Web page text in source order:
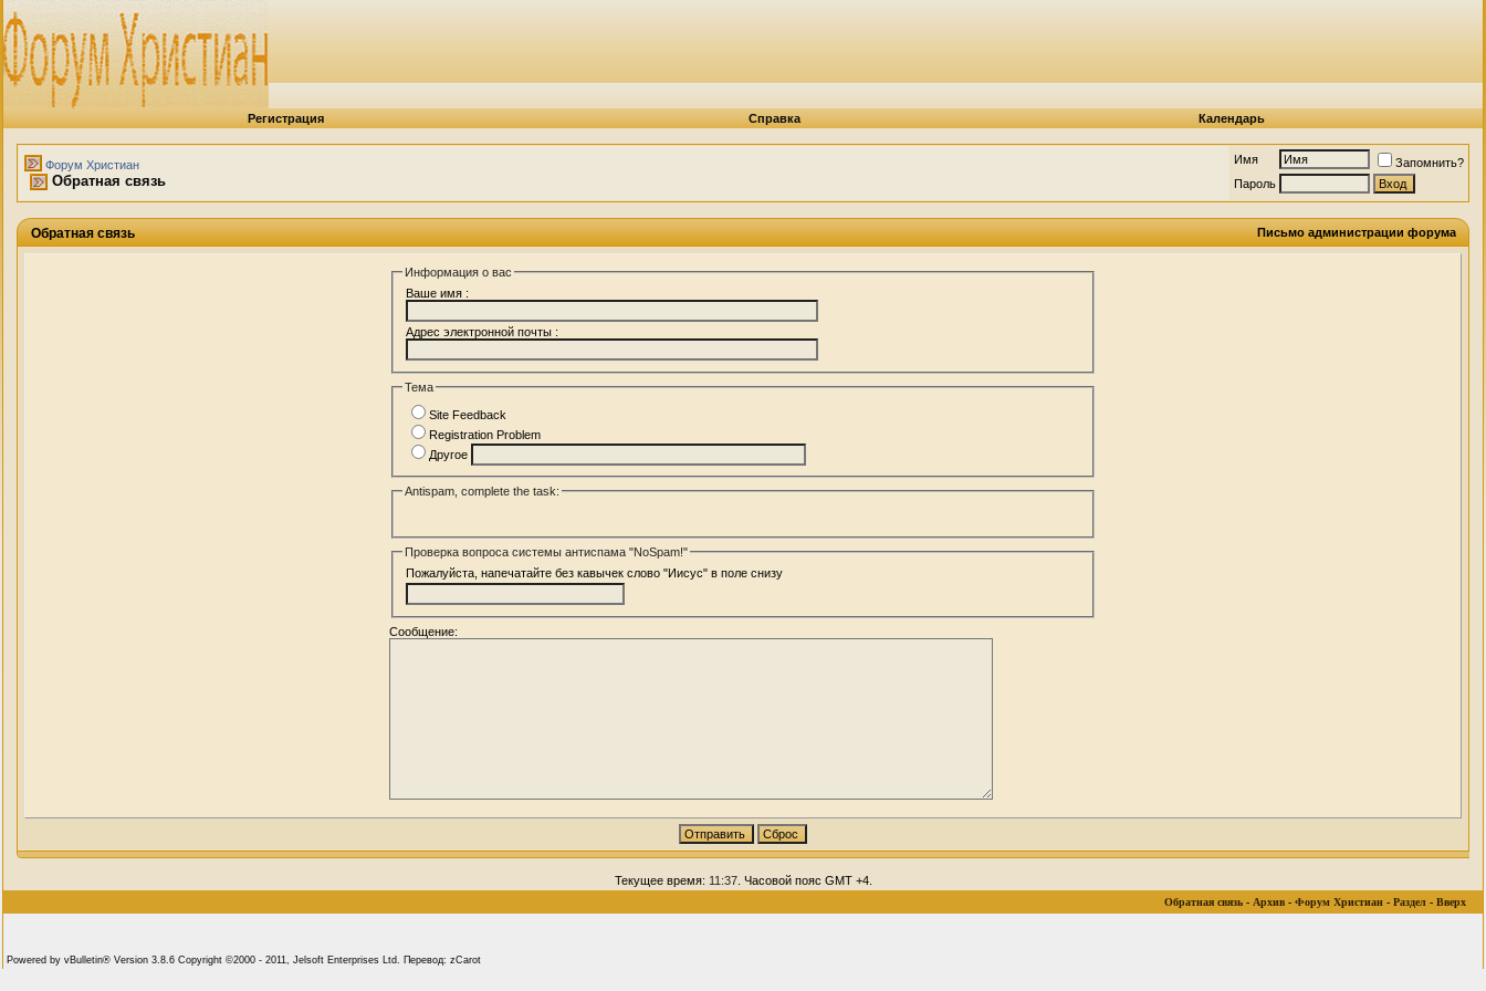
Регистрация Справка Календарь
Форум Христиан
Обратная связь
Имя
Запомнить?
Пароль
Письмо администрации форума
Обратная связь
Информация о вас
Ваше имя :
Адрес электронной почты :
Тема
Site Feedback
Registration Problem
Другое
Antispam, complete the task:
Проверка вопроса системы антиспама "NoSpam!"
Пожалуйста, напечатайте без кавычек слово "Иисус" в поле снизу
Сообщение:
Текущее время: 11:37. Часовой пояс GMT +4.
Обратная связь - Архив - Форум Христиан - Раздел - Вверх
Powered by vBulletin® Version 3.8.6 Copyright ©2000 - 2011, Jelsoft Enterprises Ltd. Перевод: zCarot